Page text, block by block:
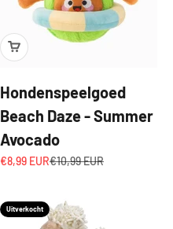
Hondenspeelgoed
Beach Daze - Summer
Avocado
Aanbiedingsprijs
€8,99 EURNormale prijs
€10,99 EUR
Uitverkocht